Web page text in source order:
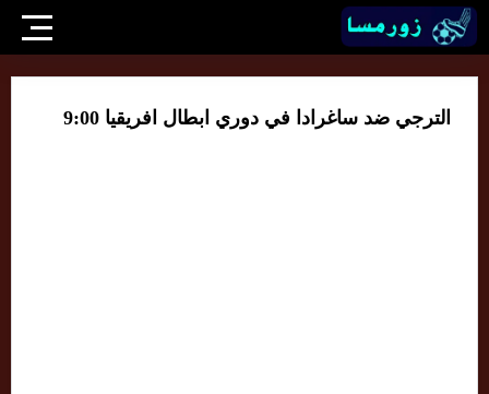
الترجي ضد ساغرادا في دوري ابطال افريقيا 9:00